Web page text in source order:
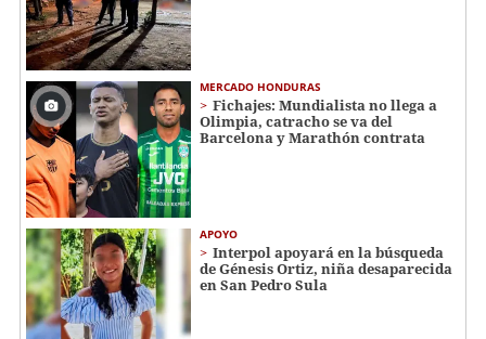
MERCADO HONDURAS
Fichajes: Mundialista no llega a
Olimpia, catracho se va del
Barcelona y Marathón contrata
APOYO
Interpol apoyará en la búsqueda
de Génesis Ortiz, niña desaparecida
en San Pedro Sula